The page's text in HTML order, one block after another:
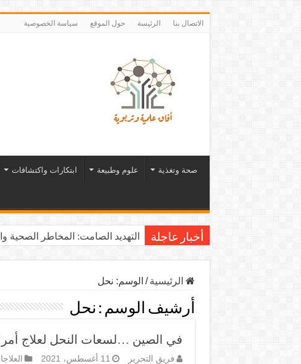
الاتصال بنا الرئيسة حول الموقع سياسة الخصوصية
صحة وتغذية علوم وطبيعة ابتكارات واكتشافات
أخبار عاجلة التهديد الصامت: المخاطر الصحية
الرئيسية / الوسم: نحل
أرشيف الوسم : نحل
في الصين …لسعات النحل لعلاج
فريق التحرير 11 أغسطس، 2021